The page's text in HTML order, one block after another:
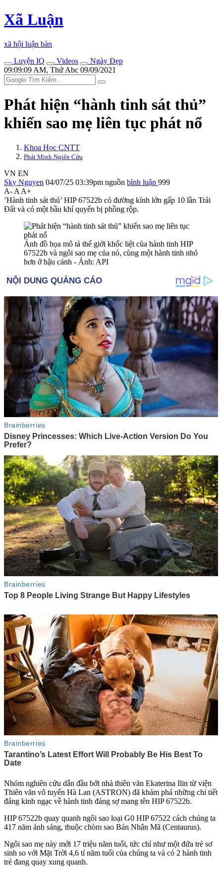
Xã Luận
xã hội luận bàn
Luyện IQ
Videos
Ngày Đẹp
09:09:09 AM, Thứ Abc 09/09/2021
Phát hiện “hành tinh sát thủ”
khiến sao mẹ liên tục phát nổ
Khoa Học CNTT
Phát Minh Ngiên Cứu
VN EN
Sky Nguyen 04/07/25 03:39pm nguồn bình luận 999
A- A A+
’Hành tinh sát thủ’ HIP 67522b có đường kính lớn gấp 10 lần Trái
Đất và có một bầu khí quyển bị phồng rộp.
Ảnh đồ họa mô tả thế giới khốc liệt của hành tinh HIP
67522b và ngôi sao mẹ của nó, cùng một hành tinh nhỏ
hơn ở hậu cảnh - Ảnh: API
Nhóm nghiên cứu dẫn đầu bởi nhà thiên văn Ekaterina Ilin từ viện
Thiên văn vô tuyến Hà Lan (ASTRON) đã khám phá những chi tiết
đáng kinh ngạc về hành tinh đáng sợ mang tên HIP 67522b.
HIP 67522b quay quanh ngôi sao loại G0 HIP 67522 cách chúng ta
417 năm ánh sáng, thuộc chòm sao Bán Nhân Mã (Centaurus).
Ngôi sao mẹ này mới 17 triệu năm tuổi, tức chỉ như một đứa trẻ sơ
sinh so với Mặt Trời 4,6 tỉ năm tuổi của chúng ta và có 2 hành tinh
trẻ đang quay xung quanh.